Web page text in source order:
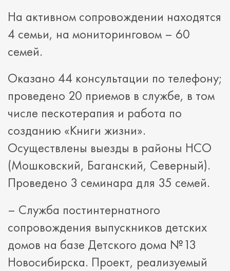
На активном сопровождении находятся
4 семьи, на мониторинговом – 60
семей.
Оказано 44 консультации по телефону;
проведено 20 приемов в службе, в том
числе пескотерапия и работа по
созданию «Книги жизни».
Осуществлены выезды в районы НСО
(Мошковский, Баганский, Северный).
Проведено 3 семинара для 35 семей.
– Служба постинтернатного
сопровождения выпускников детских
домов на базе Детского дома №13
Новосибирска. Проект, реализуемый